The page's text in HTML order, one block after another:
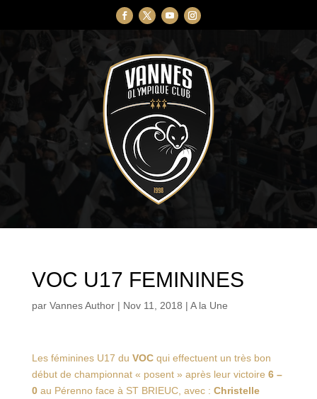
VOC U17 FEMININES
par Vannes Author| Nov 11, 2018 | A la Une
Les féminines U17 du VOC qui effectuent un très bon
début de championnat « posent » après leur victoire 6 –
0au Pérenno face à ST BRIEUC, avec : Christelle